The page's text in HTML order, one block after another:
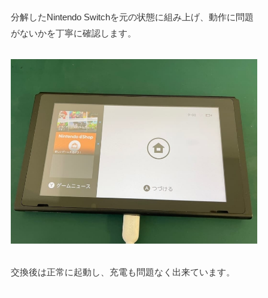
分解したNintendo Switchを元の状態に組み上げ、動作に問題
がないかを丁寧に確認します。
交換後は正常に起動し、充電も問題なく出来ています。